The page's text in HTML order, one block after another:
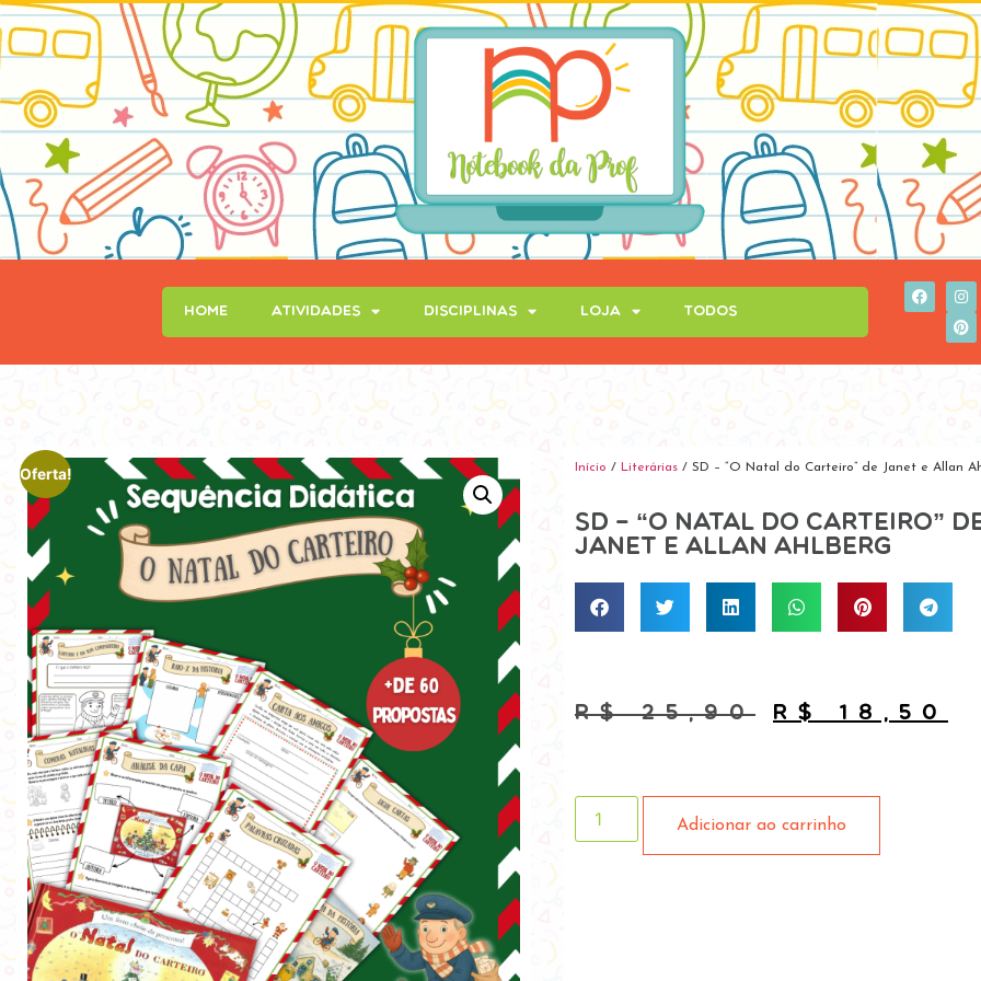
Home Atividades Disciplinas Loja Todos
Oferta! Início / Literárias / SD – “O Natal do Carteiro” de Janet e Allan
SD – “O Natal do Carteiro”
Janet e Allan Ahlberg
R$25,90 R$ 18,50
Adicionar ao carrinho